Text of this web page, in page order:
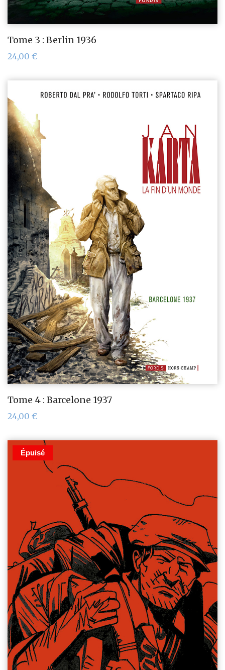
Tome 3 : Berlin 1936
24,00 €
Tome 4 : Barcelone 1937
24,00 €
Épuisé